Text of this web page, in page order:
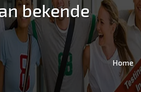
bekende
Home